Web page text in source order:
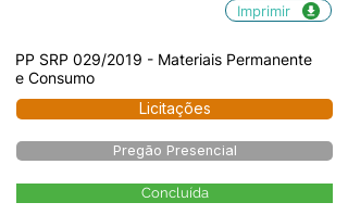
Imprimir
PP SRP 029/2019 - Materiais Permanente
e Consumo
Licitações
Pregão Presencial
Concluída